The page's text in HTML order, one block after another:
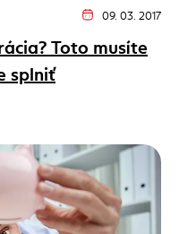
Dátum vydania
09. 03. 2017
Toto musíte
splniť